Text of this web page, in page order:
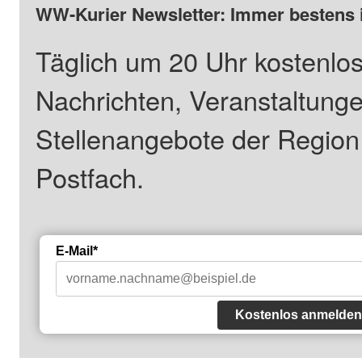
WW-Kurier Newsletter: Immer
Täglich um 20 Uhr
Nachrichten,
Stellenangebote der
Postfach.
E-Mail*
Kostenlos anmelden